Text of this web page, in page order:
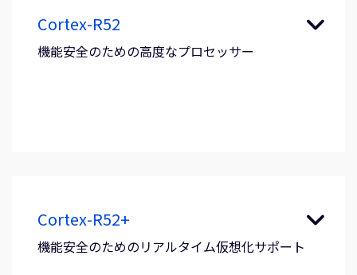
Cortex-R52
機能安全のための高度なプロセッサー
Cortex-R52+
機能安全のためのリアルタイム仮想化サポート